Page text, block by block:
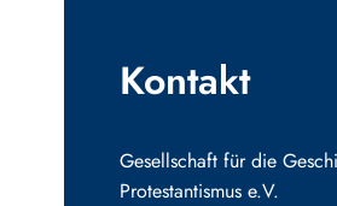
Kontakt
Gesellschaft für die
Protestantismus e.V.